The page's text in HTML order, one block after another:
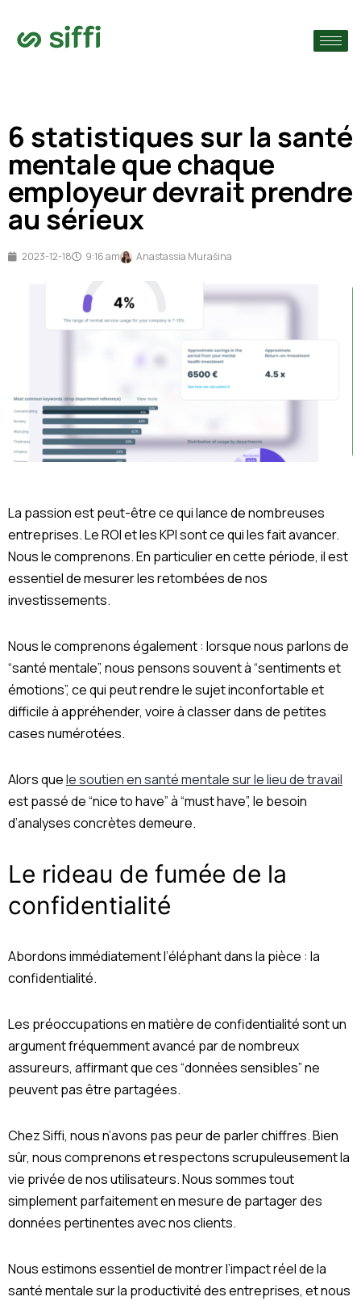
›
6 statistiques sur la santé
mentale que chaque
employeur devrait prendre
au sérieux
2023-12-18 9:16 am Anastassia Murašina
La passion est peut-être ce qui lance de nombreuses
entreprises. Le ROI et les KPI sont ce qui les fait avancer.
Nous le comprenons. En particulier en cette période, il est
essentiel de mesurer les retombées de nos
investissements.
Nous le comprenons également : lorsque nous parlons de
“santé mentale”, nous pensons souvent à “sentiments et
émotions”, ce qui peut rendre le sujet inconfortable et
difficile à appréhender, voire à classer dans de petites
cases numérotées.
Alors quele soutien en santé mentale sur le lieu de travail
est passé de “nice to have” à “must have”, le besoin
d’analyses concrètes demeure.
Le rideau de fumée de la
confidentialité
Abordons immédiatement l’éléphant dans la pièce : la
confidentialité.
Les préoccupations en matière de confidentialité sont un
argument fréquemment avancé par de nombreux
assureurs, affirmant que ces “données sensibles” ne
peuvent pas être partagées.
Chez Siffi, nous n’avons pas peur de parler chiffres. Bien
sûr, nous comprenons et respectons scrupuleusement la
vie privée de nos utilisateurs. Nous sommes tout
simplement parfaitement en mesure de partager des
données pertinentes avec nos clients.
Nous estimons essentiel de montrer l’impact réel de la
santé mentale sur la productivité des entreprises, et nous